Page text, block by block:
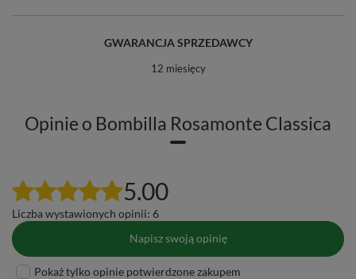
GWARANCJA SPRZEDAWCY
12 miesięcy
Opinie o Bombilla Rosamonte Classica
5.00
Liczba wystawionych opinii: 6
Napisz swoją opinię
Pokaż tylko opinie potwierdzone zakupem